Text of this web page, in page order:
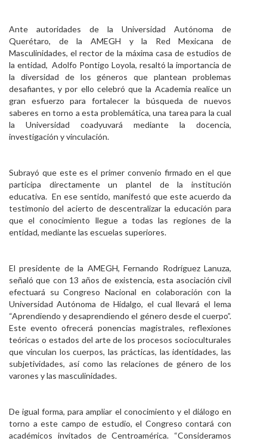
Ante autoridades de la Universidad Autónoma de
Querétaro, de la AMEGH y la Red Mexicana de
Masculinidades, el rector de la máxima casa de estudios de
la entidad, Adolfo Pontigo Loyola, resaltó la importancia de
la diversidad de los géneros que plantean problemas
desafiantes, y por ello celebró que la Academia realice un
gran esfuerzo para fortalecer la búsqueda de nuevos
saberes en torno a esta problemática, una tarea para la cual
la Universidad coadyuvará mediante la docencia,
investigación y vinculación.
Subrayó que este es el primer convenio firmado en el que
participa directamente un plantel de la institución
educativa. En ese sentido, manifestó que este acuerdo da
testimonio del acierto de descentralizar la educación para
que el conocimiento llegue a todas las regiones de la
entidad, mediante las escuelas superiores.
El presidente de la AMEGH, Fernando Rodríguez Lanuza,
señaló que con 13 años de existencia, esta asociación civil
efectuará su Congreso Nacional en colaboración con la
Universidad Autónoma de Hidalgo, el cual llevará el lema
“Aprendiendo y desaprendiendo el género desde el cuerpo”.
Este evento ofrecerá ponencias magistrales, reflexiones
teóricas o estados del arte de los procesos socioculturales
que vinculan los cuerpos, las prácticas, las identidades, las
subjetividades, así como las relaciones de género de los
varones y las masculinidades.
De igual forma, para ampliar el conocimiento y el diálogo en
torno a este campo de estudio, el Congreso contará con
académicos invitados de Centroamérica. “Consideramos